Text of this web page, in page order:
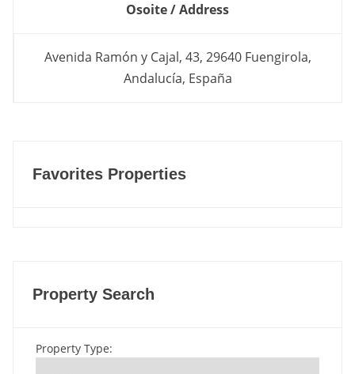
Osoite / Address
Avenida Ramón y Cajal, 43, 29640 Fuengirola,
Andalucía, España
Favorites Properties
Property Search
Property Type: